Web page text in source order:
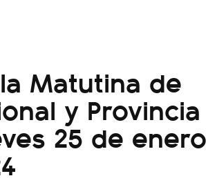
Matutina de
y Provincia
25 de enero